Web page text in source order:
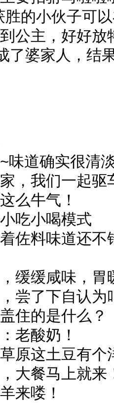
的小伙子可
公主，好好放
了婆家人，结
味道确实很清
，我们一起驱
么牛气！
吃小喝模式
佐料味道还
缓缓咸味，胃
尝了下自认为
住的是什么？
老酸奶！
原这土豆有个
大餐马上就
来喽！